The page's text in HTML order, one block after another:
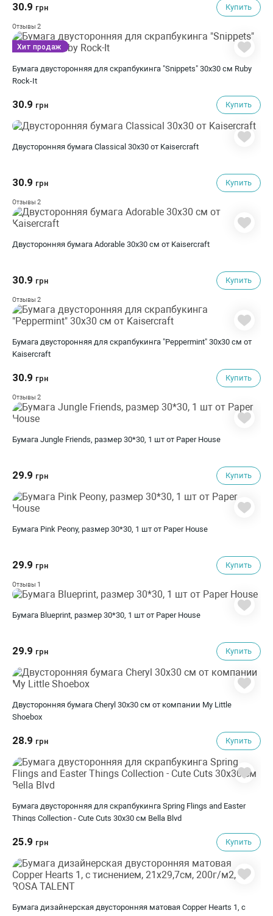
30.9 грн Купить
Отзывы 2
Бумага двусторонняя для скрапбукинга "Snippets" 30х30 см Ruby
Rock-It
30.9 грн Купить
Хит продаж
Двусторонняя бумага Classical 30х30 от Kaisercraft
30.9 грн Купить
Отзывы 2
Двусторонняя бумага Adorable 30х30 см от Kaisercraft
30.9 грн Купить
Отзывы 2
Бумага двусторонняя для скрапбукинга "Peppermint" 30х30 см от
Kaisercraft
30.9 грн Купить
Отзывы 2
Бумага Jungle Friends, размер 30*30, 1 шт от Paper House
29.9 грн Купить
Бумага Pink Peony, размер 30*30, 1 шт от Paper House
29.9 грн Купить
Отзывы 1
Бумага Blueprint, размер 30*30, 1 шт от Paper House
29.9 грн Купить
Двусторонняя бумага Cheryl 30х30 см от компании My Little
Shoebox
28.9 грн Купить
Бумага двусторонняя для скрапбукинга Spring Flings and Easter
Things Collection - Cute Cuts 30х30 см Bella Blvd
25.9 грн Купить
Бумага дизайнерская двусторонняя матовая Copper Hearts 1, с